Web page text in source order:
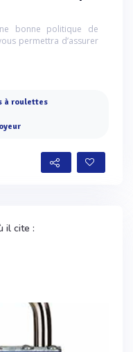
bonne politique de
permettra d’assurer
à roulettes
il cite :